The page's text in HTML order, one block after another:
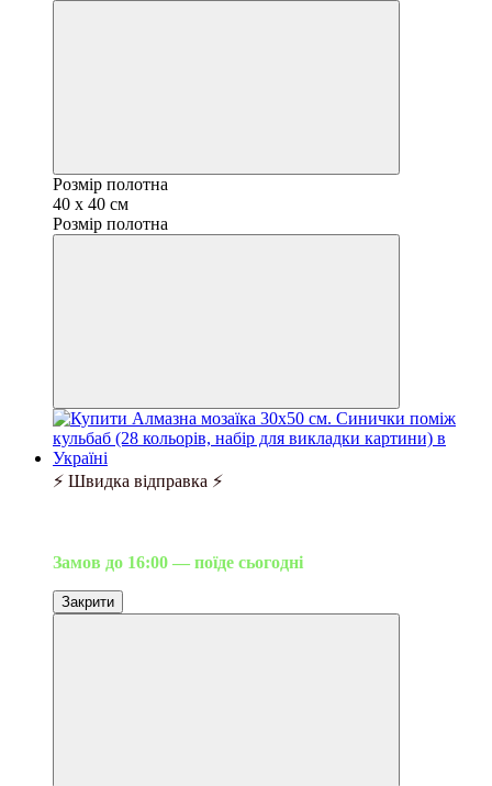
Розмір полотна
40 х 40 см
Розмір полотна
⚡ Швидка відправка ⚡
Замов до 16:00 — поїде сьогодні
Закрити